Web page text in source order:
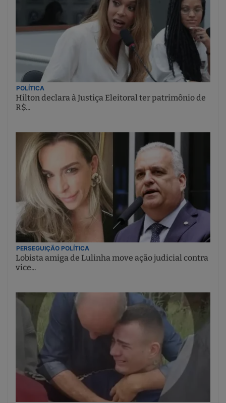
POLÍTICA
Hilton declara à Justiça Eleitoral ter patrimônio de
R$...
PERSEGUIÇÃO POLÍTICA
Lobista amiga de Lulinha move ação judicial contra
vice...